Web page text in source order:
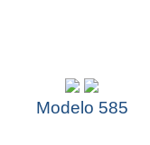
Modelo 585